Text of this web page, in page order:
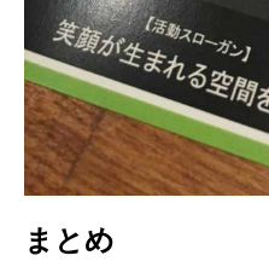
まとめ